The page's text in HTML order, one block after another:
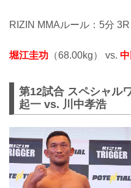
RIZIN MMAルール：5分 3R
堀江圭功 （68.00kg） vs.
第12試合 スペシャル
起一 vs. 川中孝浩